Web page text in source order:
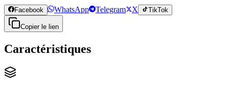
Facebook WhatsApp Telegram X TikTok
Copier le lien
Caractéristiques